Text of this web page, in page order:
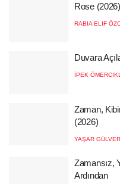
Rose (2026)
RABIA ELIF
Duvara
İPEK
Zaman,
(2026)
YAŞAR
Zamansız,
Ardından